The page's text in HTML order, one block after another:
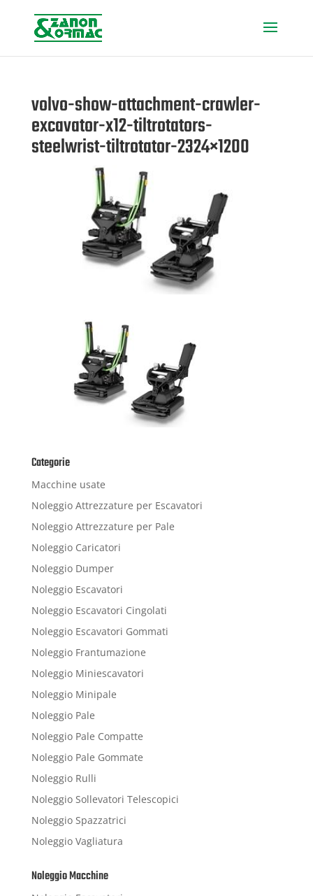
volvo-show-attachment-crawler-
excavator-x12-tiltrotators-
steelwrist-tiltrotator-2324×1200
Categorie
Macchine usate
Noleggio Attrezzature per Escavatori
Noleggio Attrezzature per Pale
Noleggio Caricatori
Noleggio Dumper
Noleggio Escavatori
Noleggio Escavatori Cingolati
Noleggio Escavatori Gommati
Noleggio Frantumazione
Noleggio Miniescavatori
Noleggio Minipale
Noleggio Pale
Noleggio Pale Compatte
Noleggio Pale Gommate
Noleggio Rulli
Noleggio Sollevatori Telescopici
Noleggio Spazzatrici
Noleggio Vagliatura
Noleggio Macchine